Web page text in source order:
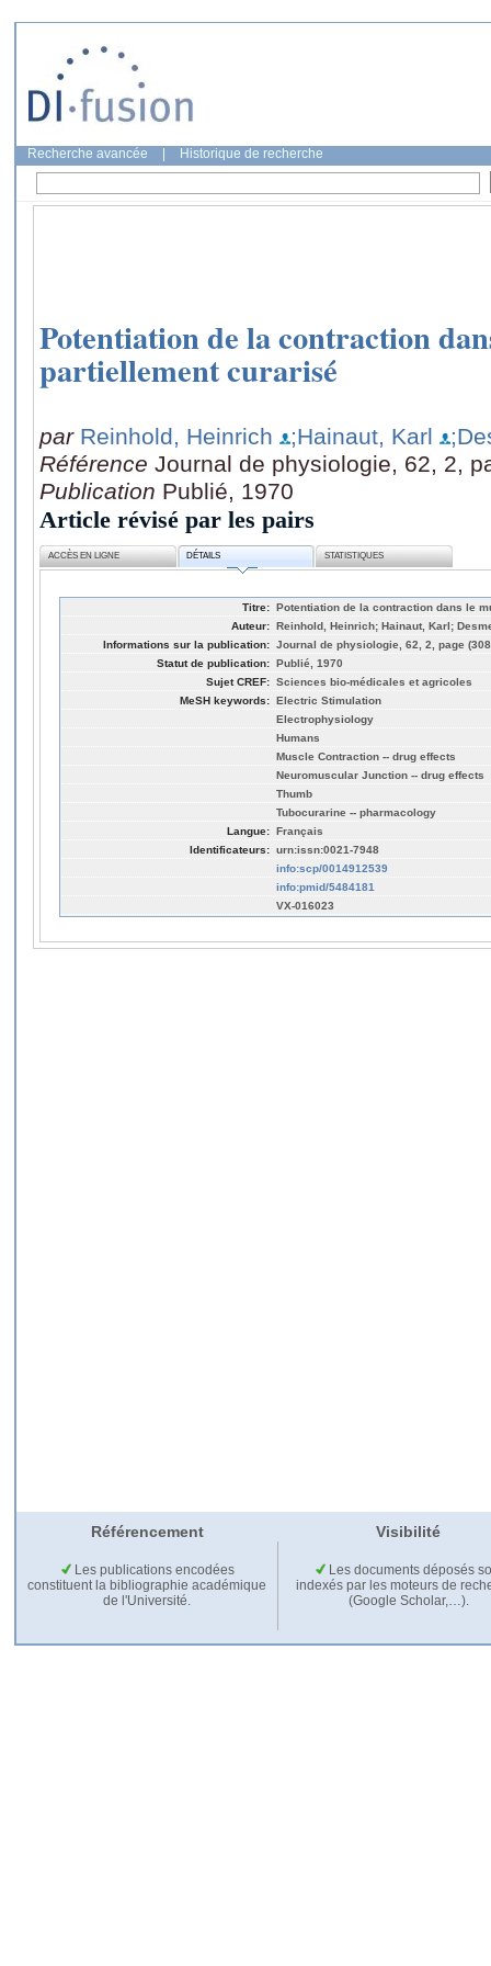
Recherche avancée Historique de recherche
Potentiation de la contraction
partiellement curarisé
par Reinhold, Heinrich ;Hainaut, Karl
Référence Journal de physiologie, 62, 2,
Publication Publié, 1970
Article révisé par les pairs
ACCÈS EN LIGNE DÉTAILS STATISTIQUES
Titre: Potentiation de la contraction dans le
Auteur: Reinhold, Heinrich; Hainaut, Karl;
Informations sur la publication: Journal de physiologie, 62, 2, page
Statut de publication: Publié, 1970
Sujet CREF: Sciences bio-médicales et agricoles
MeSH keywords: Electric Stimulation
Electrophysiology
Humans
Muscle Contraction -- drug effects
Neuromuscular Junction -- drug effects
Thumb
Tubocurarine -- pharmacology
Langue: Français
Identificateurs: urn:issn:0021-7948
info:scp/0014912539
info:pmid/5484181
VX-016023
Référencement Visibilité
Les publications encodées
constituent la bibliographie académique
de l'Université.
Les documents déposés
indexés par les moteurs de
(Google Scholar,…).